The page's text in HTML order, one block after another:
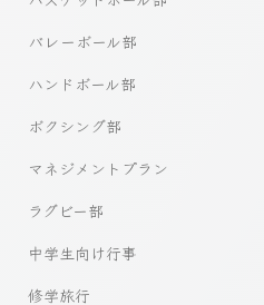
バレーボール部
ハンドボール部
ボクシング部
マネジメントプラン
ラグビー部
中学生向け行事
修学旅行